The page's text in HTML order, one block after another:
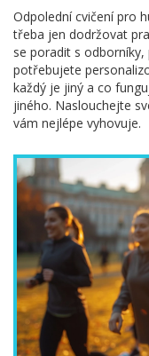
Odpolední cvičení pro
třeba jen dodržovat
se poradit s
potřebujete
každý je jiný a co
jiného. Naslouchejte
vám nejlépe vyhovuje.